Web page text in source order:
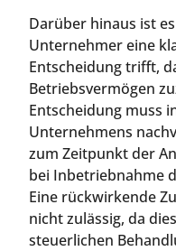
Darüber hinaus ist
Unternehmer eine
Entscheidung trifft,
Betriebsvermögen
Entscheidung muss
Unternehmens
zum Zeitpunkt der
bei Inbetriebnahme
Eine rückwirkende
nicht zulässig, da
steuerlichen